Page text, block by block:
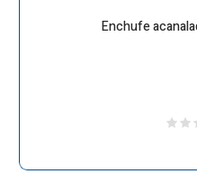
Enchufe